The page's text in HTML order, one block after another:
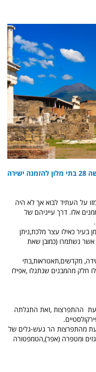
היום הרבה יותר בטוח ללון בפומפי החדשה 28 בתי מלון להזמנה ישירה
על העתיד לבוא אך לא היה
אלו. דרך עייניהם של
בעיר כאילו עצר מלכת,ניתן
אשר נשתמרו (כמובן שאת
מקדשים,תאטראות,בתי
חלק מהמבנים שנתגלו ,אפילו
ההתפרצות ,זאת התגלתה
מהתפרצות הר געש-גלים של
ומטפרה (אפר),הטמפטורה